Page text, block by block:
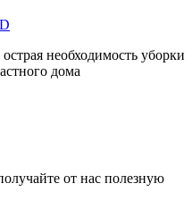
необходимость уборки
дома
от нас полезную